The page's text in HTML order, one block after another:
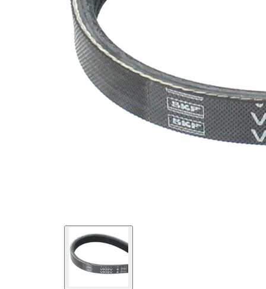
SVHC
Kayış
malzemesi
(Etilen
Propilen
Dien
Kauçuk)